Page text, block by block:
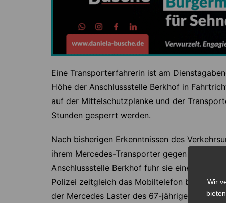
Eine Transporterfahrerin ist am
Höhe der Anschlussstelle Berkhof in
auf der Mittelschutzplanke und der
Stunden gesperrt werden.
Nach bisherigen Erkenntnissen des
ihrem Mercedes-Transporter gegen 22.40
Anschlussstelle Berkhof fuhr sie einem
Polizei zeitgleich das Mobiltelefon bediente
der Mercedes Laster des 67-jährigen
Wir